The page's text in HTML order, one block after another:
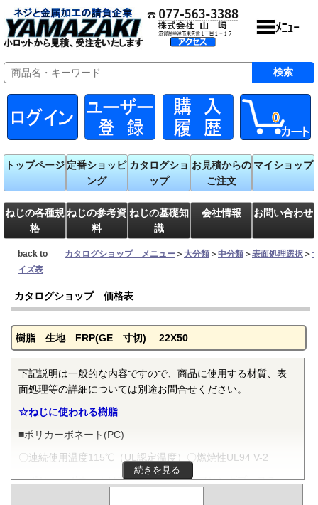
0
トップページ 定番ショッピ
ング
カタログショ
ップ
お見積からの
ご注文
マイショップ
ねじの各種規
格
ねじの参考資
料
ねじの基礎知
識
会社情報 お問い合わせ
back to カタログショップ メニュー ＞大分類 ＞中分類 ＞表面処理選択 ＞
イズ表
カタログショップ 価格表
樹脂 生地 FRP(GE 寸切) 22X50
下記説明は一般的な内容ですので、商品に使用する材質、表
面処理等の詳細については別途お問合せください。
☆ねじに使われる樹脂
■ポリカーボネート(PC)
〇連続使用温度115℃（UL認定温度）〇燃焼性UL94 V-2
ポリカーボネートは非晶性のエンジニアリングプラスチッ
続きを見る